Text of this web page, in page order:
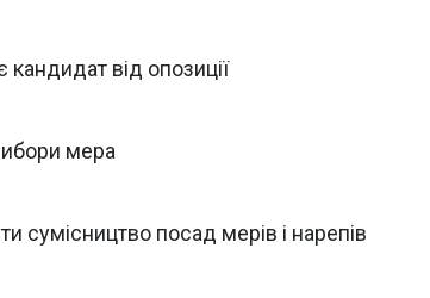
від опозиції
мера
сумісництво посад мерів і нарепів